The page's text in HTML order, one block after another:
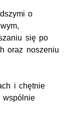
o
się po
oraz noszeniu
i chętnie
wspólnie